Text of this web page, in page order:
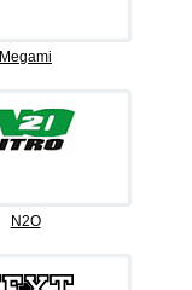
Megami
N2O